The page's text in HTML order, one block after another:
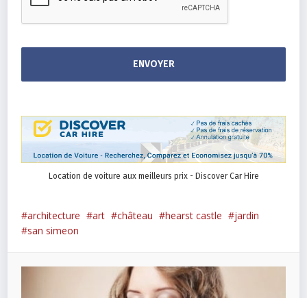
Location de voiture aux meilleurs prix - Discover Car Hire
architecture art château hearst castle
jardin
san simeon